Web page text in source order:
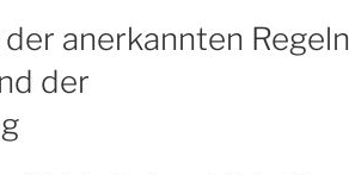
anerkannten Regeln
der